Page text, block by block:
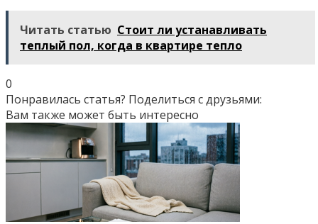
Читать статью Стоит ли устанавливать
теплый пол, когда в квартире тепло
0
Понравилась статья? Поделиться с друзьями:
Вам также может быть интересно